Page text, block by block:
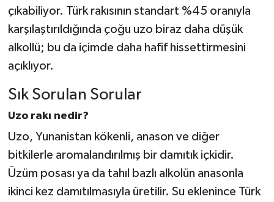
çıkabiliyor. Türk rakısının standart %45 oranıyla
karşılaştırıldığında çoğu uzo biraz daha düşük
alkollü; bu da içimde daha hafif hissettirmesini
açıklıyor.
Sık Sorulan Sorular
Uzo rakı nedir?
Uzo, Yunanistan kökenli, anason ve diğer
bitkilerle aromalandırılmış bir damıtık içkidir.
Üzüm posası ya da tahıl bazlı alkolün anasonla
ikinci kez damıtılmasıyla üretilir. Su eklenince Türk